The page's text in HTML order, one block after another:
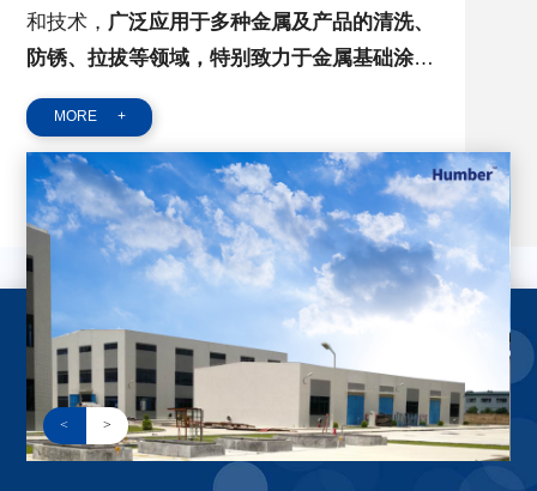
和技术， 广泛应用于多种金属及产品的清洗、
防锈、拉拔等领域，特别致力于金属基础涂装
前的表面处理。
MORE +
< >